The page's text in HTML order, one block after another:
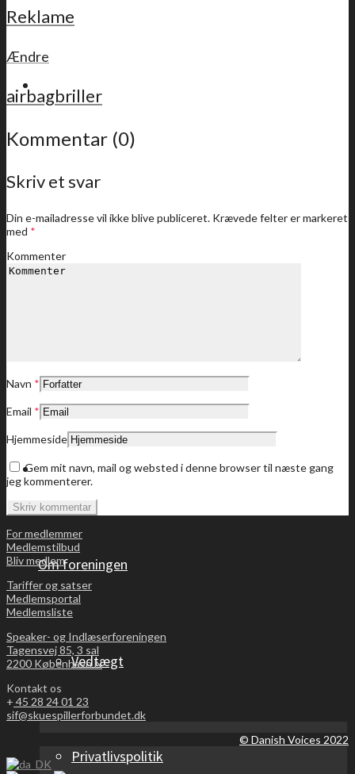
For medlemmer
Sidste nyt
Dine medlemstilbud
Bliv medlem
Om foreningen
Vedtægt
Privatlivspolitik
Reklame
Ændre
airbagbriller
Kommentar (0)
Skriv et svar
Din e-mailadresse vil ikke blive publiceret. Krævede felter er markeret
med *
Kommenter
Navn *
Email *
Hjemmeside
Gem mit navn, mail og websted i denne browser til næste gang
jeg kommenterer.
For medlemmer
Medlemstilbud
Bliv medlem
Tariffer og satser
Medlemsportal
Medlemsliste
Speaker- og Indlæserforeningen
Tagensvej 85, 3 sal
2200 København N
Kontakt os
+ 45 28 24 01 23
sif@skuespillerforbundet.dk
© Danish Voices 2022